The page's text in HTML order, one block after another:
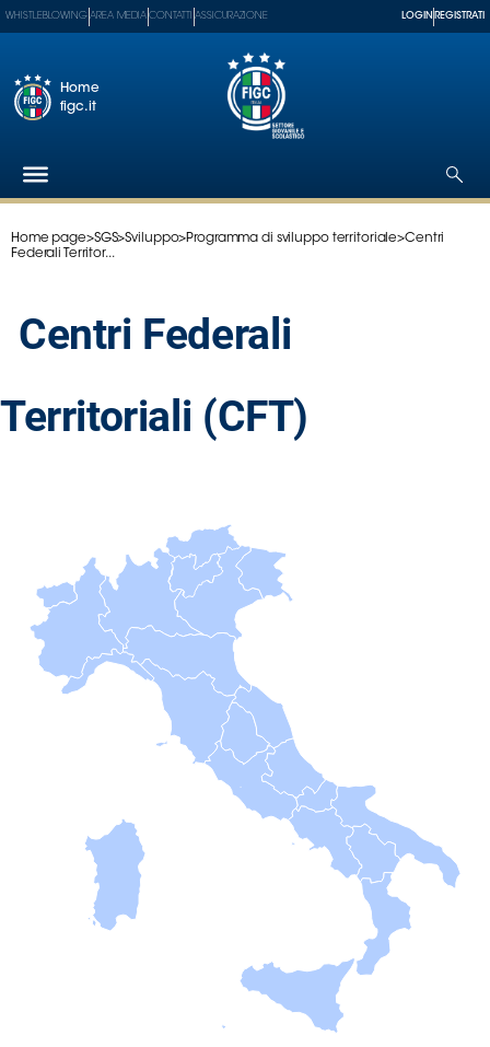
Federazione
Tecnici
Serie
Femminile
Museo
del
Calcio
Shop
WHISTLEBLOWING AREA MEDIA CONTATTI ASSICURAZIONE LOGIN REGISTRATI
Home
figc.it
Home page>SGS>Sviluppo>Programma di sviluppo territoriale>Centri
Federali Territor...
Centri Federali
Territoriali (CFT)